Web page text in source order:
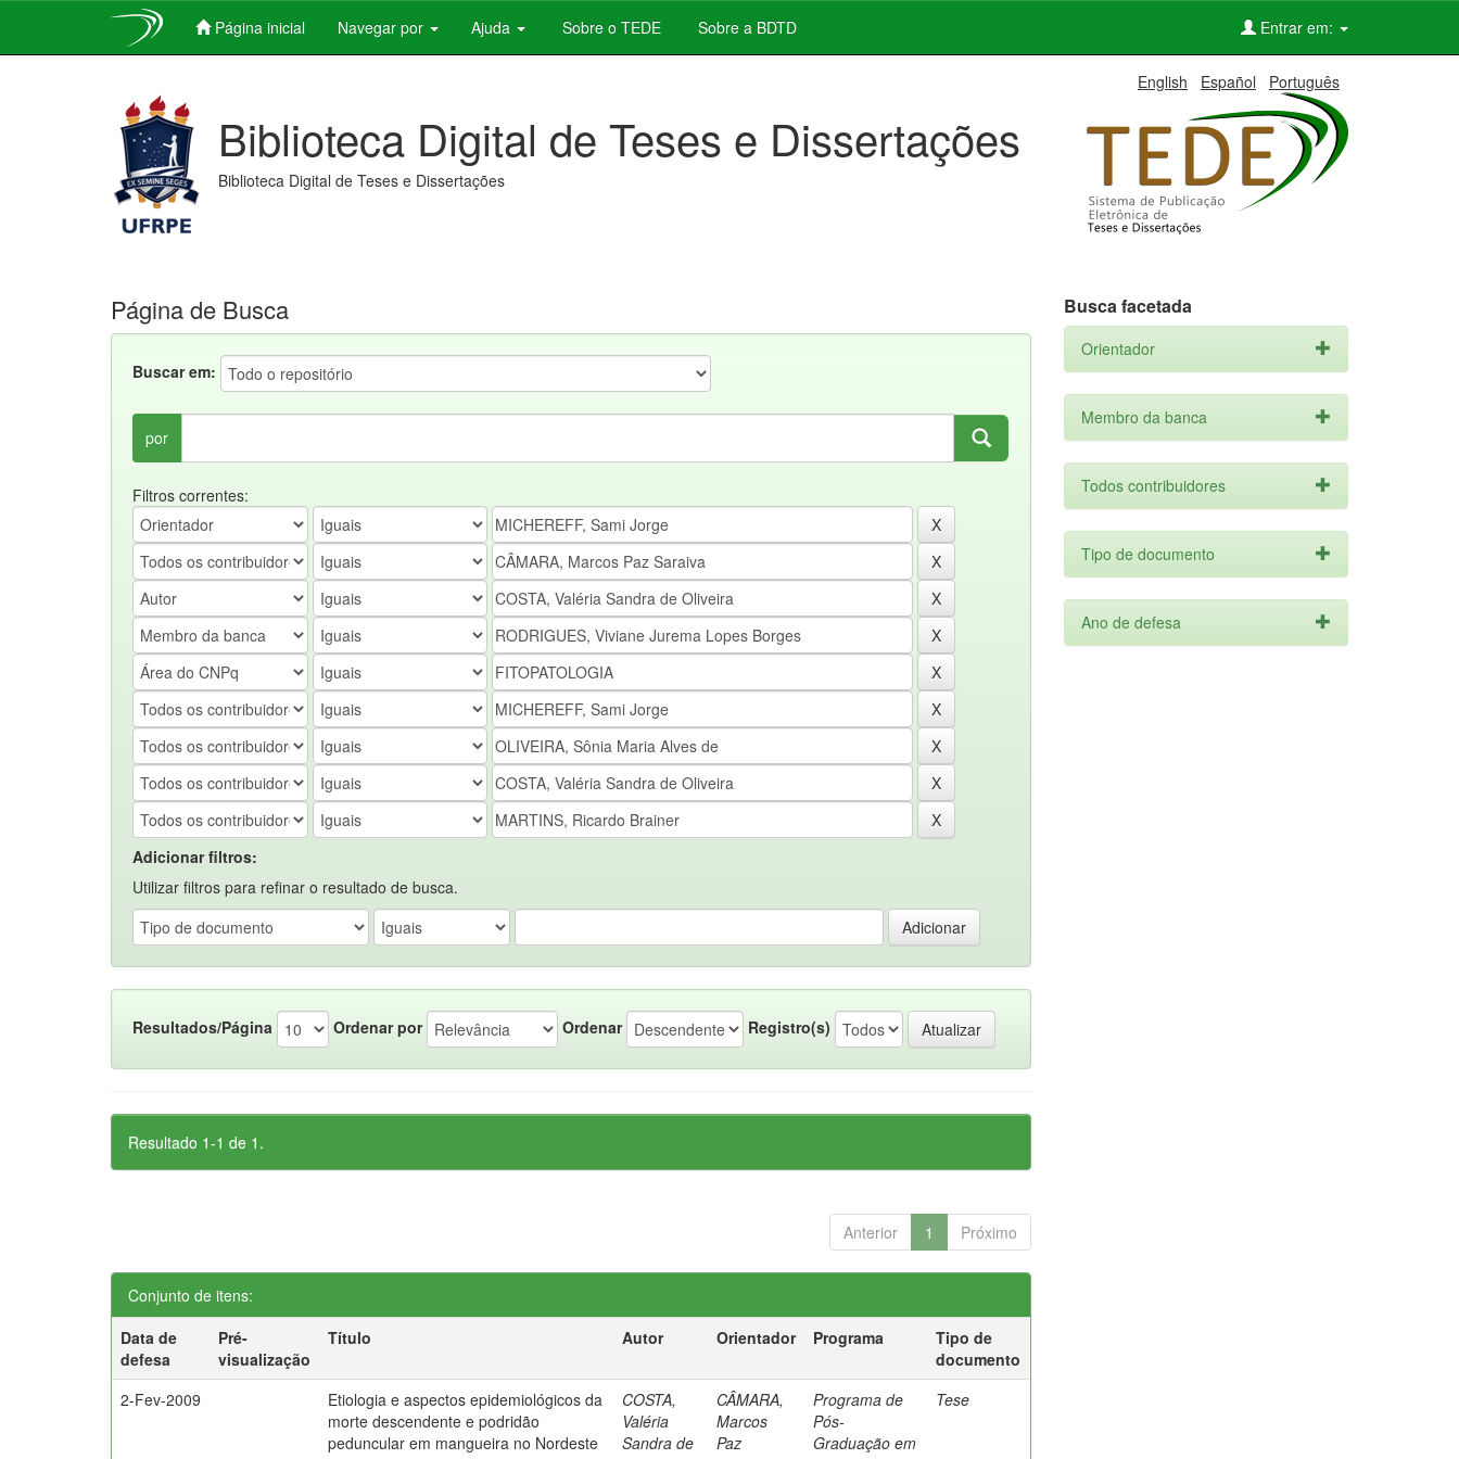
Página inicial Navegar por Ajuda Sobre o TEDE Sobre a BDTD Entrar em:
English Español Português
Biblioteca Digital de Teses e Dissertações
Biblioteca Digital de Teses e Dissertações
Página de Busca
Buscar em:
por
Filtros correntes:
Adicionar filtros:
Utilizar filtros para refinar o resultado de busca.
Resultados/Página Ordenar por Ordenar Registro(s)
Resultado 1-1 de 1.
Anterior 1 Próximo
Conjunto de itens:
Data de
defesa
Pré-
visualização
Título Autor Orientador Programa
Tipo de
documento
2-Fev-2009
Etiologia e aspectos epidemiológicos da
morte descendente e podridão
peduncular em mangueira no Nordeste
COSTA,
Valéria
Sandra de
CÂMARA,
Marcos
Paz
Programa de
Pós-
Graduação em
Tese
Busca facetada
Orientador
Membro da banca
Todos contribuidores
Tipo de documento
Ano de defesa